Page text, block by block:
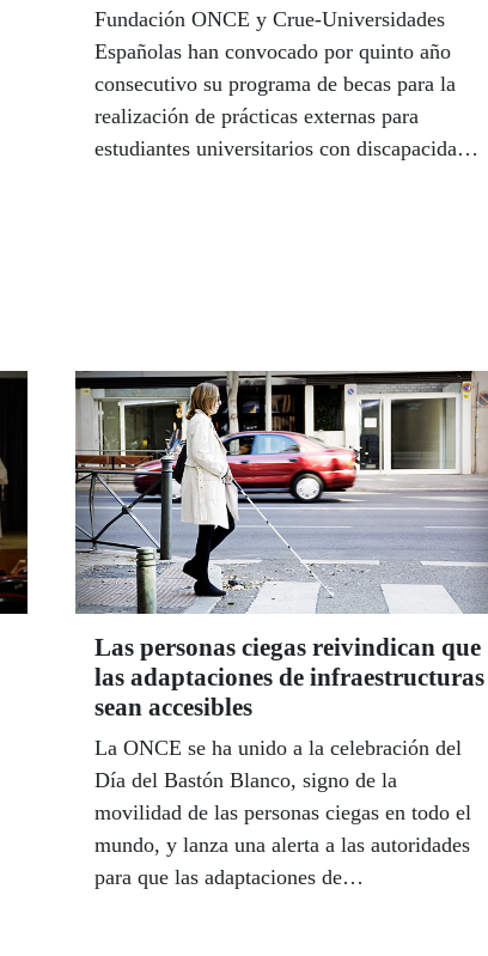
Fundación ONCE y Crue-Universidades
Españolas han convocado por quinto año
consecutivo su programa de becas para la
realización de prácticas externas para
estudiantes universitarios con discapacidad,
solicitud concluye el 30 de noviembre.
Las personas ciegas reivindican que
las adaptaciones de infraestructuras
sean accesibles
La ONCE se ha unido a la celebración del
Día del Bastón Blanco, signo de la
movilidad de las personas ciegas en todo el
mundo, y lanza una alerta a las autoridades
para que las adaptaciones de